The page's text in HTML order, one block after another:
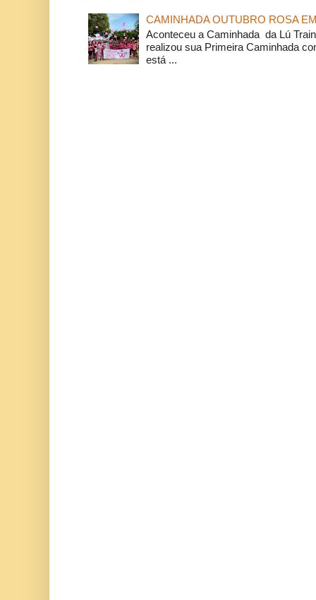
CAMINHADA OUTUBRO ROSA
Aconteceu a Caminhada da Lú
realizou sua Primeira Caminhada
está ...